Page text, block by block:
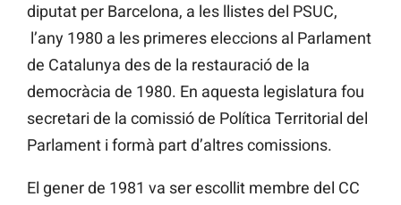
diputat per Barcelona, a les llistes del PSUC,
l’any 1980 a les primeres eleccions al Parlament
de Catalunya des de la restauració de la
democràcia de 1980. En aquesta legislatura fou
secretari de la comissió de Política Territorial del
Parlament i formà part d’altres comissions.
El gener de 1981 va ser escollit membre del CC